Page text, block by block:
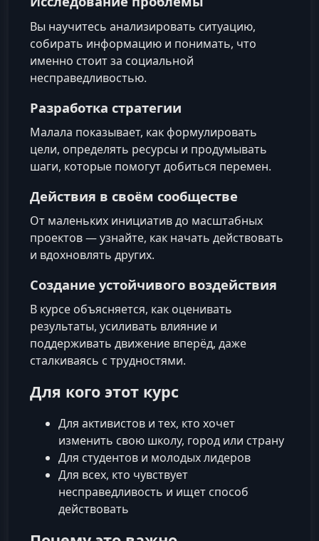
Вы научитесь анализировать ситуацию,
собирать информацию и понимать, что
именно стоит за социальной
несправедливостью.
Разработка стратегии
Малала показывает, как формулировать
цели, определять ресурсы и продумывать
шаги, которые помогут добиться перемен.
Действия в своём сообществе
От маленьких инициатив до масштабных
проектов — узнайте, как начать действовать
и вдохновлять других.
Создание устойчивого воздействия
В курсе объясняется, как оценивать
результаты, усиливать влияние и
поддерживать движение вперёд, даже
сталкиваясь с трудностями.
Для кого этот курс
Для активистов и тех, кто хочет
изменить свою школу, город или страну
Для студентов и молодых лидеров
Для всех, кто чувствует
несправедливость и ищет способ
действовать